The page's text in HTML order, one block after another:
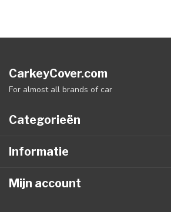
CarkeyCover.com
For almost all brands of car
Categorieën
Informatie
Mijn account